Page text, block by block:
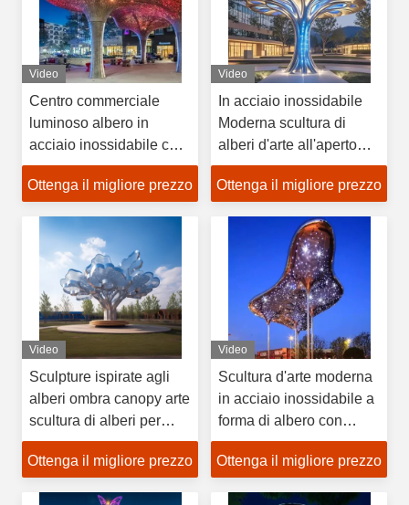
Video
Centro commerciale
luminoso albero in
acciaio inossidabile con
tetto per facciata
architettonica
Ottenga il migliore prezzo
Video
In acciaio inossidabile
Moderna scultura di
alberi d'arte all'aperto
LED illuminata con
baldacchino luminoso
Ottenga il migliore prezzo
Video
Sculpture ispirate agli
alberi ombra canopy arte
scultura di alberi per
l'ospitalità immobiliare
Ottenga il migliore prezzo
Video
Scultura d'arte moderna
in acciaio inossidabile a
forma di albero con
tettoia per decorazione
esterna di edifici
Ottenga il migliore prezzo